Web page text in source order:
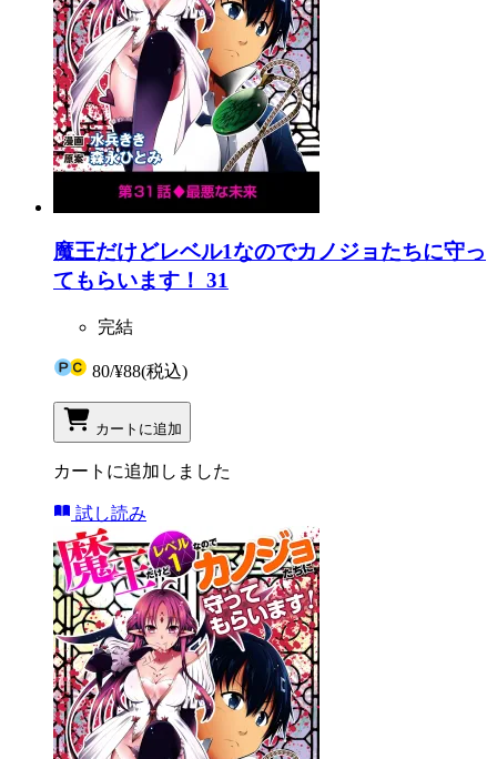
魔王だけどレベル1なのでカノジョたちに守っ
てもらいます！ 31
完結
80/¥88(税込)
カートに追加
カートに追加しました
試し読み